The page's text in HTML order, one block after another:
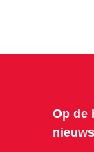
Op de